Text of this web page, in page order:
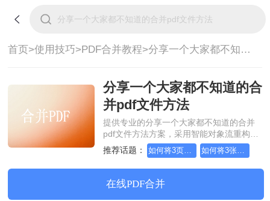
首页>使用技巧>PDF合并教程> 分享一个大家都不知道的合并pdf文件方法
分享一个大家都不知道的合
并pdf文件方法
提供专业的分享一个大家都不知道的合并
pdf文件方法方案，采用智能对象流重构技
术，确保文档1:1高保真还原且排版不乱
码。支持一键批量处理，全链路 SSL 加密
保障隐私安全。助您快速实现分享一个大
家都不知道的合并pdf文件方法，无需安
装，高效办公。
推荐话题： 如何将3页pdf合并为1页
在线PDF合并